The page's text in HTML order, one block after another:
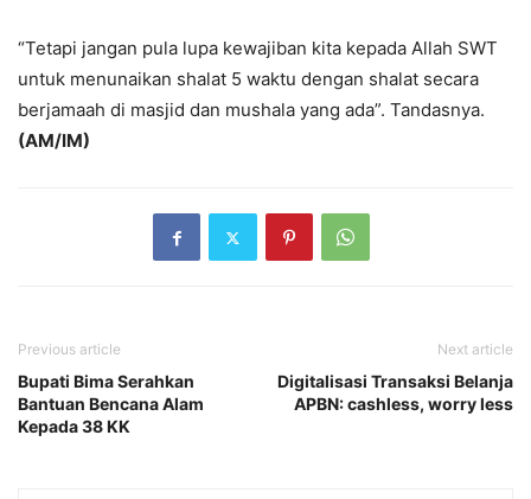
“Tetapi jangan pula lupa kewajiban kita kepada Allah SWT
untuk menunaikan shalat 5 waktu dengan shalat secara
berjamaah di masjid dan mushala yang ada”. Tandasnya.
(AM/IM)
Previous article
Bupati Bima Serahkan
Bantuan Bencana Alam
Kepada 38 KK
Next article
Digitalisasi Transaksi Belanja
APBN: cashless, worry less